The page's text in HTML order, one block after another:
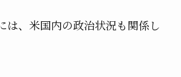
は、米国内の政治状況も関係し